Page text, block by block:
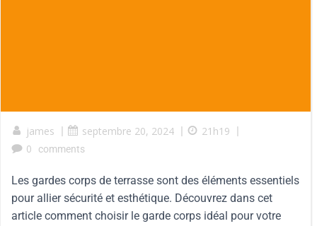
james | septembre 20, 2024 | 21h19 |
0
comments
Les gardes corps de terrasse sont des éléments essentiels
pour allier sécurité et esthétique. Découvrez dans cet
article comment choisir le garde corps idéal pour votre